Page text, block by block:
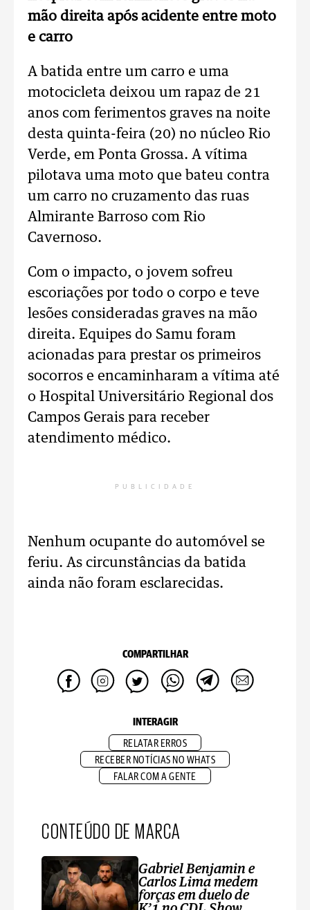
mão direita após acidente entre moto
e carro
A batida entre um carro e uma
motocicleta deixou um rapaz de 21
anos com ferimentos graves na noite
desta quinta-feira (20) no núcleo Rio
Verde, em Ponta Grossa. A vítima
pilotava uma moto que bateu contra
um carro no cruzamento das ruas
Almirante Barroso com Rio
Cavernoso.
Com o impacto, o jovem sofreu
escoriações por todo o corpo e teve
lesões consideradas graves na mão
direita. Equipes do Samu foram
acionadas para prestar os primeiros
socorros e encaminharam a vítima até
o Hospital Universitário Regional dos
Campos Gerais para receber
atendimento médico.
PUBLICIDADE
Nenhum ocupante do automóvel se
feriu. As circunstâncias da batida
ainda não foram esclarecidas.
COMPARTILHAR
INTERAGIR
RELATAR ERROS
RECEBER NOTÍCIAS NO WHATS
FALAR COM A GENTE
CONTEÚDO DE MARCA
Gabriel Benjamin e
Carlos Lima medem
forças em duelo de